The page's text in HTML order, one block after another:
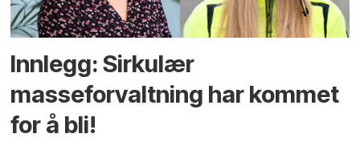
Innlegg: Sirkulær
masseforvaltning har kommet
for å bli!